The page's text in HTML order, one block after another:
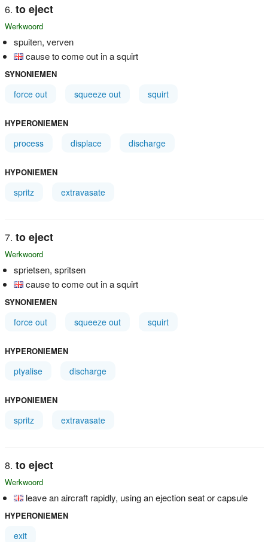
to eject
Werkwoord
spuiten, verven
cause to come out in a squirt
SYNONIEMEN
force out squeeze out squirt
HYPERONIEMEN
process displace discharge
HYPONIEMEN
spritz extravasate
to eject
Werkwoord
sprietsen, spritsen
cause to come out in a squirt
SYNONIEMEN
force out squeeze out squirt
HYPERONIEMEN
ptyalise discharge
HYPONIEMEN
spritz extravasate
to eject
Werkwoord
leave an aircraft rapidly, using an ejection seat or capsule
HYPERONIEMEN
exit